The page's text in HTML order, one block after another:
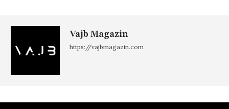
Vajb Magazin
https://vajbmagazin.com